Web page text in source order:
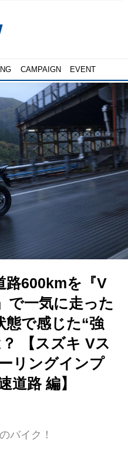
CAMPAIGN EVENT
路600kmを『V
で一気に走った
態で感じた“強
【スズキ Vス
リングインプ
道路 編】
バイク！